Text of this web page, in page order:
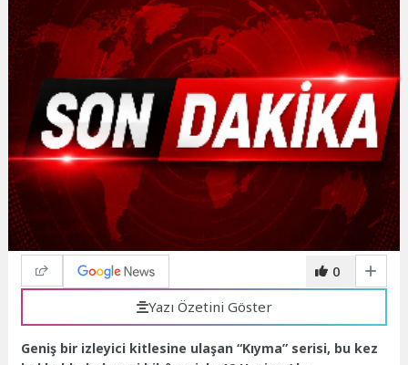
0
Yazı Özetini Göster
Geniş bir izleyici kitlesine ulaşan “Kıyma” serisi, bu kez